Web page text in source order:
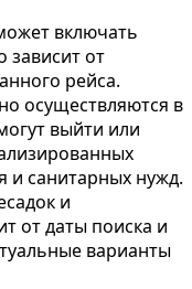
включать
зависит от
рейса.
осуществляются в
выйти или
и санитарных нужд.
и
от даты поиска и
варианты